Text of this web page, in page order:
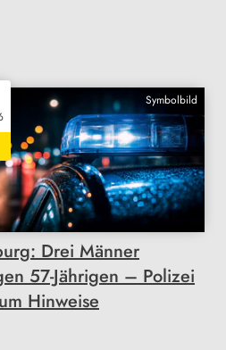
Symbolbild
Drei Männer
57-Jährigen – Polizei
Hinweise